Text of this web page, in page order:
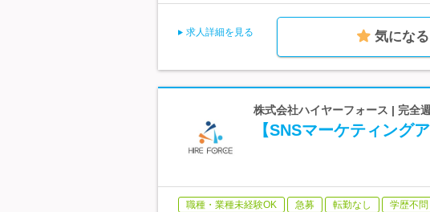
求人詳細を見る 気になる
株式会社ハイヤーフォース | 完全
【SNSマーケティング
職種・業種未経験OK 急募 転勤なし 学歴不問